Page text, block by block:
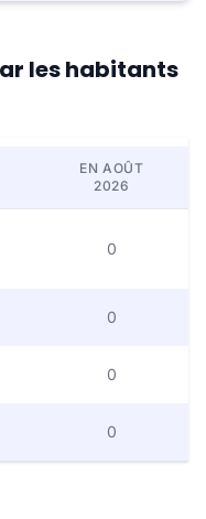
les habitants
EN AOÛT
2026
0
0
0
0